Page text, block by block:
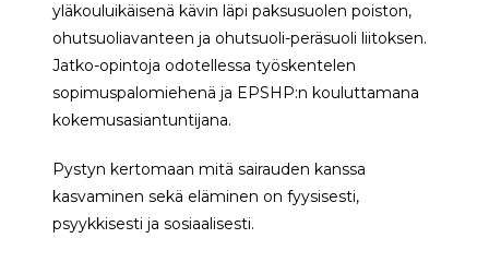
yläkouluikäisenä kävin läpi paksusuolen poiston,
ohutsuoliavanteen ja ohutsuoli-peräsuoli liitoksen.
Jatko-opintoja odotellessa työskentelen
sopimuspalomiehenä ja EPSHP:n kouluttamana
kokemusasiantuntijana.
Pystyn kertomaan mitä sairauden kanssa
kasvaminen sekä eläminen on fyysisesti,
psyykkisesti ja sosiaalisesti.